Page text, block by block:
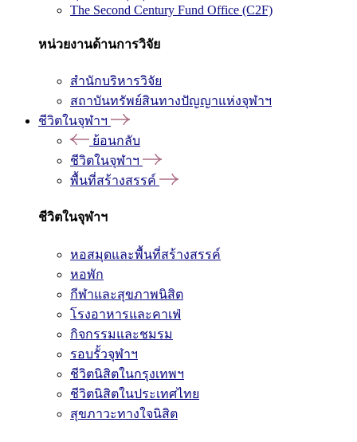
The Second Century Fund Office (C2F)
หน่วยงานด้านการวิจัย
สำนักบริหารวิจัย
สถาบันทรัพย์สินทางปัญญาแห่งจุฬาฯ
ชีวิตในจุฬาฯ
ย้อนกลับ
ชีวิตในจุฬาฯ
พื้นที่สร้างสรรค์
ชีวิตในจุฬาฯ
หอสมุดและพื้นที่สร้างสรรค์
หอพัก
กีฬาและสุขภาพนิสิต
โรงอาหารและคาเฟ่
กิจกรรมและชมรม
รอบรั้วจุฬาฯ
ชีวิตนิสิตในกรุงเทพฯ
ชีวิตนิสิตในประเทศไทย
สุขภาวะทางใจนิสิต